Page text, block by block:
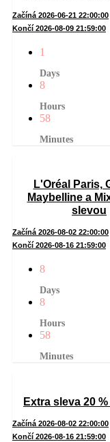
Začíná 2026-06-21 22:00:00
Končí 2026-08-09 21:59:00
1
Days
8
Hours
58
Minutes
L'Oréal Paris,
Maybelline a
slevou
Začíná 2026-08-02 22:00:00
Končí 2026-08-16 21:59:00
8
Days
8
Hours
58
Minutes
Extra sleva 20
Začíná 2026-08-02 22:00:00
Končí 2026-08-16 21:59:00